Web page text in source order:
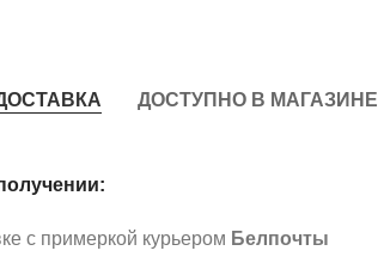
ДОСТУПНО В МАГАЗИНЕ
с примеркой курьером Белпочты